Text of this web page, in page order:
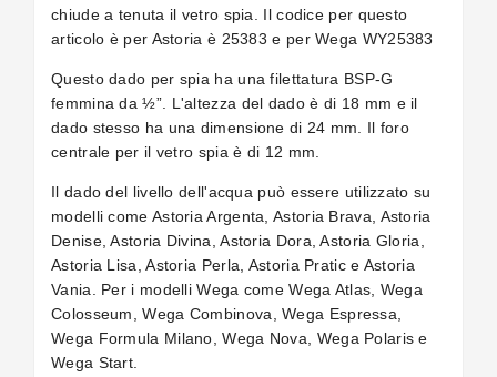
chiude a tenuta il vetro spia. Il codice per questo
articolo è per Astoria è 25383 e per Wega WY25383
Questo dado per spia ha una filettatura BSP-G
femmina da ½”. L'altezza del dado è di 18 mm e il
dado stesso ha una dimensione di 24 mm. Il foro
centrale per il vetro spia è di 12 mm.
Il dado del livello dell'acqua può essere utilizzato su
modelli come Astoria Argenta, Astoria Brava, Astoria
Denise, Astoria Divina, Astoria Dora, Astoria Gloria,
Astoria Lisa, Astoria Perla, Astoria Pratic e Astoria
Vania. Per i modelli Wega come Wega Atlas, Wega
Colosseum, Wega Combinova, Wega Espressa,
Wega Formula Milano, Wega Nova, Wega Polaris e
Wega Start.